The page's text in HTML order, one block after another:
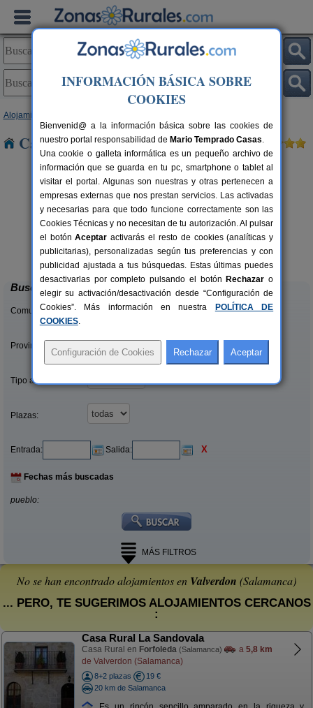
Alojamientos
Casas Rurales cerca de Valverdon
2-10 pers.
desde25 €
Casa Rural El Carmen
Ciudad Rodrigo (Salamanca)
Buscar
Comunidades:
Provincias/Islas:
Tipo alquiler:
Plazas:
Entrada: Salida: X
Fechas más buscadas
pueblo:
MÁS FILTROS
No se han encontrado alojamientos en Valverdon (Salamanca)
... PERO, TE SUGERIMOS ALOJAMIENTOS CERCANOS
:
Casa Rural La Sandovala
Casa Rural en Forfoleda (Salamanca) a 5,8 km
de Valverdon (Salamanca)
8+2 plazas
19 €
20 km de Salamanca
INFORMACIÓN BÁSICA SOBRE
COOKIES
Bienvenid@ a la información básica sobre las cookies de
nuestro portal responsabilidad de Mario Temprado Casas.
Una cookie o galleta informática es un pequeño archivo de
información que se guarda en tu pc, smartphone o tablet al
visitar el portal. Algunas son nuestras y otras pertenecen a
empresas externas que nos prestan servicios. Las activadas
y necesarias para que todo funcione correctamente son las
Cookies Técnicas y no necesitan de tu autorización. Al pulsar
el botónAceptar activarás el resto de cookies (analíticas y
publicitarias), personalizadas según tus preferencias y con
publicidad ajustada a tus búsquedas. Estas últimas puedes
desactivarlas por completo pulsando el botón Rechazar o
elegir su activación/desactivación desde “Configuración de
Cookies”. Más información en nuestra
POLÍTICA DE
COOKIES.